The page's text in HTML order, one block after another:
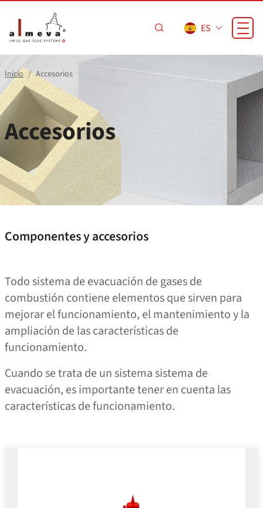
ES
Inicio Accesorios
Accesorios
Componentes y accesorios
Todo sistema de evacuación de gases de
combustión contiene elementos que sirven para
mejorar el funcionamiento, el mantenimiento y la
ampliación de las características de
funcionamiento.
Cuando se trata de un sistema sistema de
evacuación, es importante tener en cuenta las
características de funcionamiento.